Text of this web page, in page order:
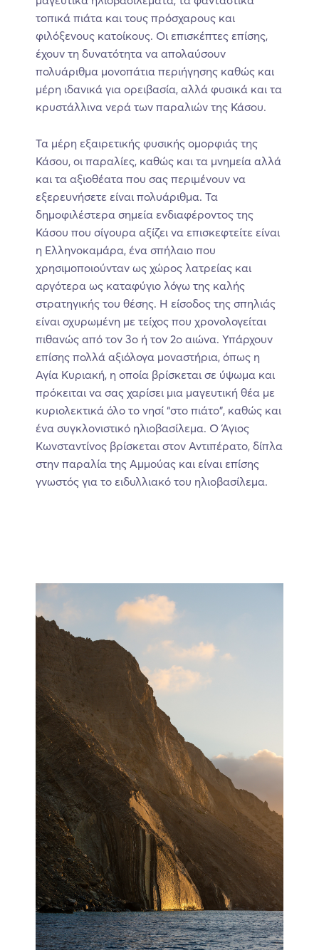
τοπικά πιάτα και τους πρόσχαρους και
φιλόξενους κατοίκους. Οι επισκέπτες επίσης,
έχουν τη δυνατότητα να απολαύσουν
πολυάριθμα μονοπάτια περιήγησης καθώς και
μέρη ιδανικά για ορειβασία, αλλά φυσικά και τα
κρυστάλλινα νερά των παραλιών της Κάσου.
Τα μέρη εξαιρετικής φυσικής ομορφιάς της
Κάσου, οι παραλίες, καθώς και τα μνημεία αλλά
και τα αξιοθέατα που σας περιμένουν να
εξερευνήσετε είναι πολυάριθμα. Τα
δημοφιλέστερα σημεία ενδιαφέροντος της
Κάσου που σίγουρα αξίζει να επισκεφτείτε είναι
η Ελληνοκαμάρα, ένα σπήλαιο που
χρησιμοποιούνταν ως χώρος λατρείας και
αργότερα ως καταφύγιο λόγω της καλής
στρατηγικής του θέσης. Η είσοδος της σπηλιάς
είναι οχυρωμένη με τείχος που χρονολογείται
πιθανώς από τον 3ο ή τον 2ο αιώνα. Υπάρχουν
επίσης πολλά αξιόλογα μοναστήρια, όπως η
Αγία Κυριακή, η οποία βρίσκεται σε ύψωμα και
πρόκειται να σας χαρίσει μια μαγευτική θέα με
κυριολεκτικά όλο το νησί “στο πιάτο”, καθώς και
ένα συγκλονιστικό ηλιοβασίλεμα. Ο Άγιος
Κωνσταντίνος βρίσκεται στον Αντιπέρατο, δίπλα
στην παραλία της Αμμούας και είναι επίσης
γνωστός για το ειδυλλιακό του ηλιοβασίλεμα.